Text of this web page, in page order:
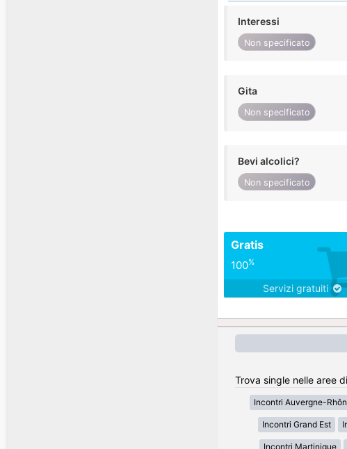
Interessi
Non specificato
Gita
Non specificato
Bevi alcolici?
Non specificato
Gratis
100%
Servizi gratuiti
Trova single nelle aree
Incontri Auvergne-
Incontri Grand Est
Incontri Martinique